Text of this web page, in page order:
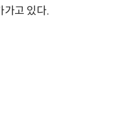
가고 있다.